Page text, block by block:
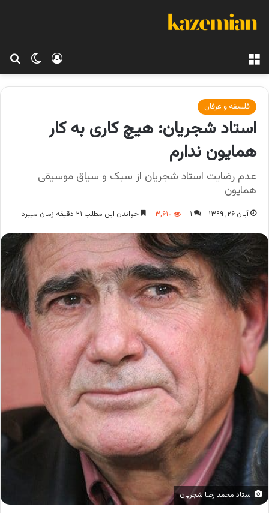
تغییر ورود
فلسفه و عرفان
استاد شجریان: هیچ کاری به کار
همایون ندارم
عدم رضایت استاد شجریان از سبک و سیاق موسیقی
همایون
آبان ۲۶, ۱۳۹۹ ۱ ۳,۶۱۰ خواندن این مطلب ۲۱ دقیقه زمان میبرد
استاد محمد رضا شجریان